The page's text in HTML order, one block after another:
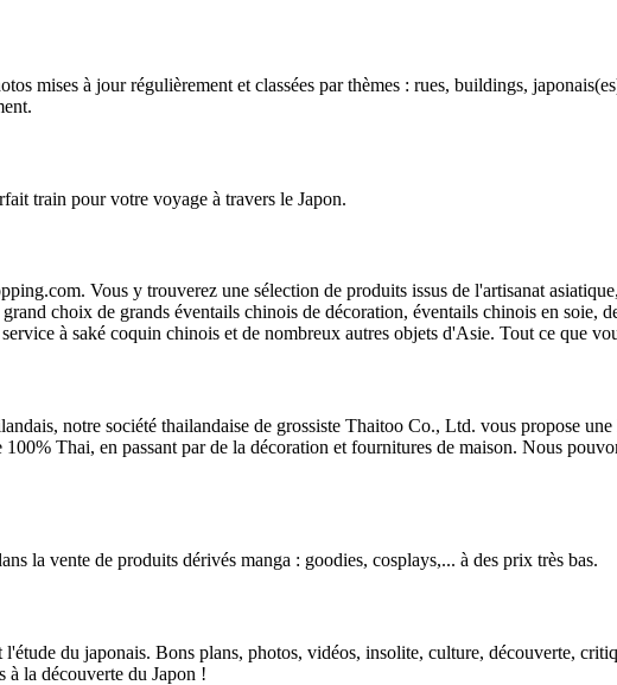
mises à jour régulièrement et classées par thèmes : rues, buildings,
train pour votre voyage à travers le Japon.
Vous y trouverez une sélection de produits issus de l'artisanat
choix de grands éventails chinois de décoration, éventails chinois en soie,
à saké coquin chinois et de nombreux autres objets d'Asie. Tout ce que
notre société thailandaise de grossiste Thaitoo Co., Ltd. vous propose
Thai, en passant par de la décoration et fournitures de maison. Nous
la vente de produits dérivés manga : goodies, cosplays,... à des prix très bas.
du japonais. Bons plans, photos, vidéos, insolite, culture, découverte,
à la découverte du Japon !